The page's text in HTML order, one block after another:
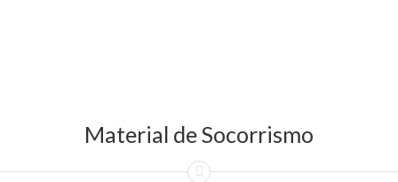
Material de Socorrismo